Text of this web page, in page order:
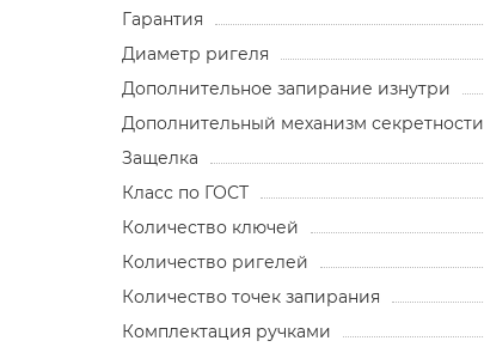
Гарантия
Диаметр ригеля
Дополнительное запирание изнутри
Дополнительный механизм секретности
Защелка
Класс по ГОСТ
Количество ключей
Количество ригелей
Количество точек запирания
Комплектация ручками